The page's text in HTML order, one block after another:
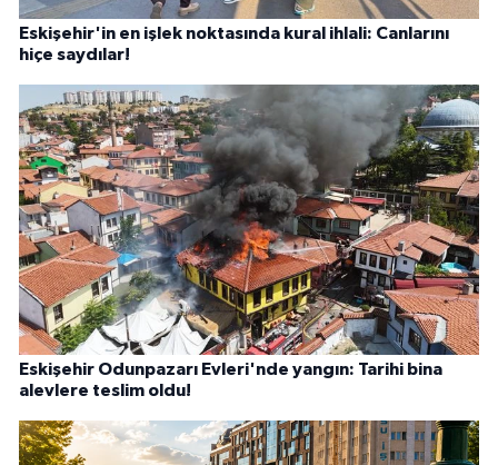
Eskişehir'in en işlek noktasında kural ihlali: Canlarını
hiçe saydılar!
Eskişehir Odunpazarı Evleri'nde yangın: Tarihi bina
alevlere teslim oldu!